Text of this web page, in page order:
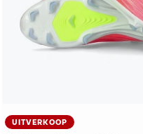
UITVERKOOP